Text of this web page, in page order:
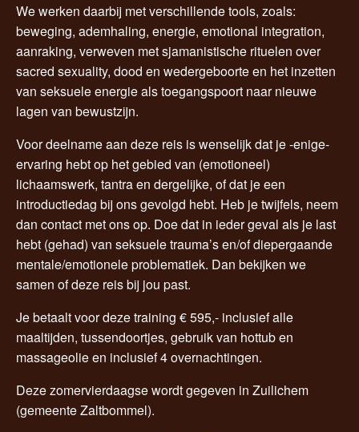
We werken daarbij met verschillende tools, zoals:
beweging, ademhaling, energie, emotional integration,
aanraking, verweven met sjamanistische rituelen over
sacred sexuality, dood en wedergeboorte en het inzetten
van seksuele energie als toegangspoort naar nieuwe
lagen van bewustzijn.
Voor deelname aan deze reis is wenselijk dat je -enige-
ervaring hebt op het gebied van (emotioneel)
lichaamswerk, tantra en dergelijke, of dat je een
introductiedag bij ons gevolgd hebt. Heb je twijfels, neem
dan contact met ons op. Doe dat in ieder geval als je last
hebt (gehad) van seksuele trauma’s en/of diepergaande
mentale/emotionele problematiek. Dan bekijken we
samen of deze reis bij jou past.
Je betaalt voor deze training € 595,- inclusief alle
maaltijden, tussendoortjes, gebruik van hottub en
massageolie en inclusief 4 overnachtingen.
Deze zomervierdaagse wordt gegeven in Zuilichem
(gemeente Zaltbommel).